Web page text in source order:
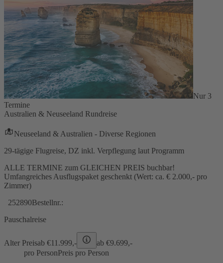
Nur 3
Termine
Australien & Neuseeland Rundreise
Neuseeland & Australien - Diverse Regionen
29-tägige Flugreise, DZ inkl. Verpflegung laut Programm
ALLE TERMINE zum GLEICHEN PREIS buchbar!
Umfangreiches Ausflugspaket geschenkt (Wert: ca. € 2.000,- pro
Zimmer)
252890Bestellnr.:
Pauschalreise
Alter Preisab €11.999,- ab €9.699,-
pro PersonPreis pro Person